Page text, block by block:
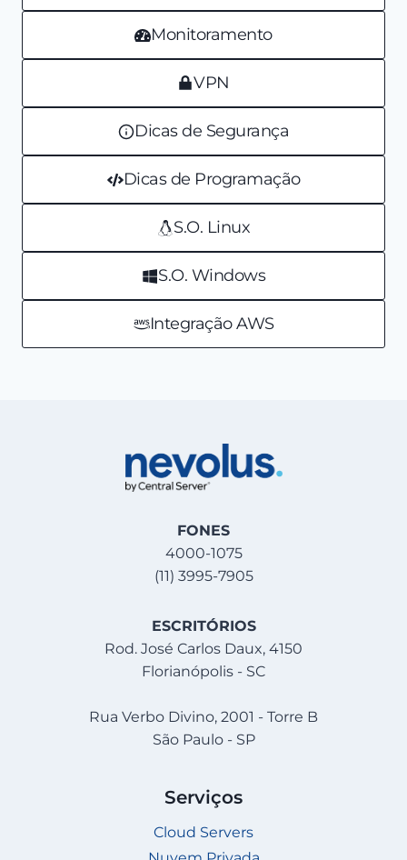
Monitoramento
VPN
Dicas de Segurança
Dicas de Programação
S.O. Linux
S.O. Windows
Integração AWS
FONES
4000-1075
(11) 3995-7905
ESCRITÓRIOS
Rod. José Carlos Daux, 4150
Florianópolis - SC
Rua Verbo Divino, 2001 - Torre B
São Paulo - SP
Serviços
Cloud Servers